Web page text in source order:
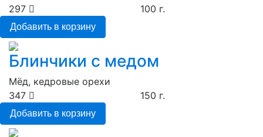
297 100 г.
Добавить в корзину
Блинчики с медом
Мёд, кедровые орехи
347
150 г.
Добавить в корзину